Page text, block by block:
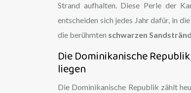
Strand aufhalten. Diese Perle der
entscheiden sich jedes Jahr dafür, in
die berühmten schwarzen
Die Dominikanische
liegen
Die Dominikanische Republik zählt